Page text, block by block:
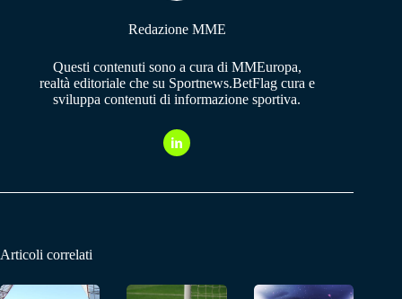
Redazione MME
Questi contenuti sono a cura di MMEuropa,
realtà editoriale che su Sportnews.BetFlag cura e
sviluppa contenuti di informazione sportiva.
Articoli correlati